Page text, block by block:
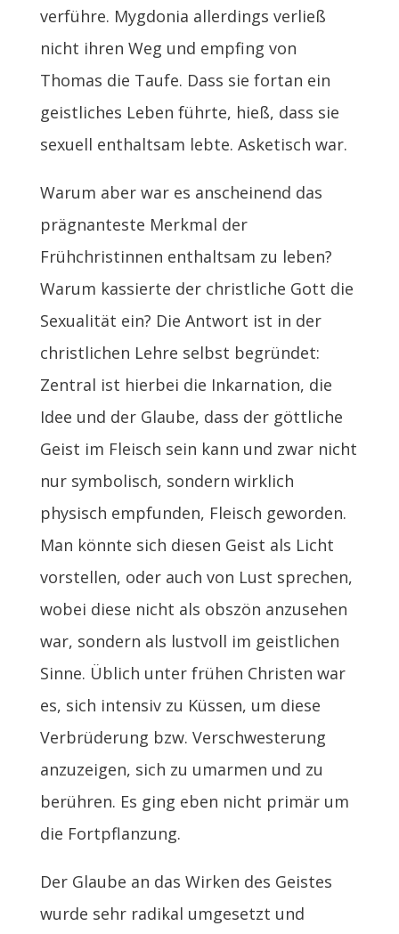
verführe. Mygdonia allerdings verließ
nicht ihren Weg und empfing von
Thomas die Taufe. Dass sie fortan ein
geistliches Leben führte, hieß, dass sie
sexuell enthaltsam lebte. Asketisch war.
Warum aber war es anscheinend das
prägnanteste Merkmal der
Frühchristinnen enthaltsam zu leben?
Warum kassierte der christliche Gott die
Sexualität ein? Die Antwort ist in der
christlichen Lehre selbst begründet:
Zentral ist hierbei die Inkarnation, die
Idee und der Glaube, dass der göttliche
Geist im Fleisch sein kann und zwar nicht
nur symbolisch, sondern wirklich
physisch empfunden, Fleisch geworden.
Man könnte sich diesen Geist als Licht
vorstellen, oder auch von Lust sprechen,
wobei diese nicht als obszön anzusehen
war, sondern als lustvoll im geistlichen
Sinne. Üblich unter frühen Christen war
es, sich intensiv zu Küssen, um diese
Verbrüderung bzw. Verschwesterung
anzuzeigen, sich zu umarmen und zu
berühren. Es ging eben nicht primär um
die Fortpflanzung.
Der Glaube an das Wirken des Geistes
wurde sehr radikal umgesetzt und